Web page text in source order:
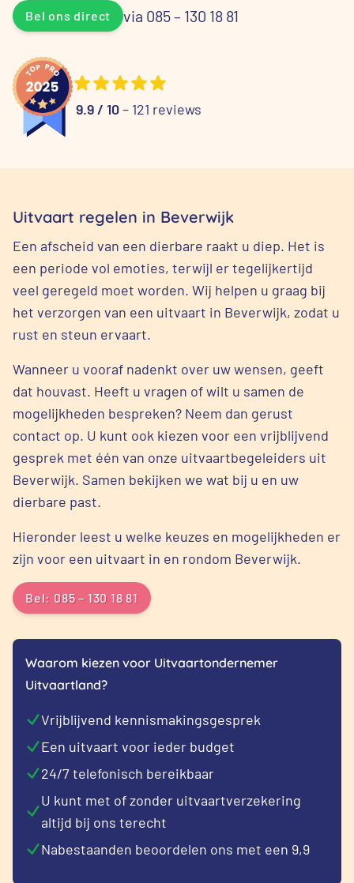
Bel ons direct via 085 – 130 18 81
9.9 / 10– 121 reviews
Uitvaart regelen in Beverwijk
Een afscheid van een dierbare raakt u diep. Het is
een periode vol emoties, terwijl er tegelijkertijd
veel geregeld moet worden. Wij helpen u graag bij
het verzorgen van een uitvaart in Beverwijk, zodat u
rust en steun ervaart.
Wanneer u vooraf nadenkt over uw wensen, geeft
dat houvast. Heeft u vragen of wilt u samen de
mogelijkheden bespreken? Neem dan gerust
contact op. U kunt ook kiezen voor een vrijblijvend
gesprek met één van onze uitvaartbegeleiders uit
Beverwijk. Samen bekijken we wat bij u en uw
dierbare past.
Hieronder leest u welke keuzes en mogelijkheden er
zijn voor een uitvaart in en rondom Beverwijk.
Bel: 085 – 130 18 81
Waarom kiezen voor Uitvaartondernemer
Uitvaartland?
Vrijblijvend kennismakingsgesprek
Een uitvaart voor ieder budget
24/7 telefonisch bereikbaar
U kunt met of zonder uitvaartverzekering
altijd bij ons terecht
Nabestaanden beoordelen ons met een 9,9